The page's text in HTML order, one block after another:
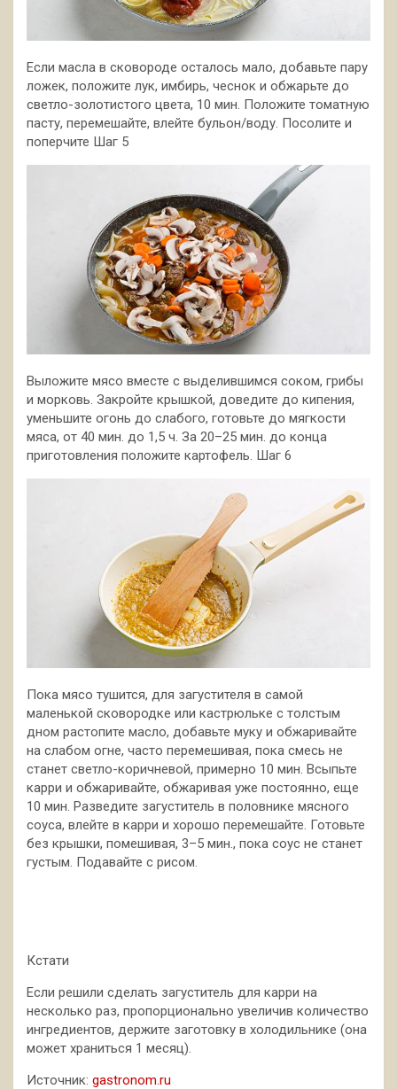
Если масла в сковороде осталось мало, добавьте пару
ложек, положите лук, имбирь, чеснок и обжарьте до
светло-золотистого цвета, 10 мин. Положите томатную
пасту, перемешайте, влейте бульон/воду. Посолите и
поперчите Шаг 5
Выложите мясо вместе с выделившимся соком, грибы
и морковь. Закройте крышкой, доведите до кипения,
уменьшите огонь до слабого, готовьте до мягкости
мяса, от 40 мин. до 1,5 ч. За 20–25 мин. до конца
приготовления положите картофель. Шаг 6
Пока мясо тушится, для загустителя в самой
маленькой сковородке или кастрюльке с толстым
дном растопите масло, добавьте муку и обжаривайте
на слабом огне, часто перемешивая, пока смесь не
станет светло-коричневой, примерно 10 мин. Всыпьте
карри и обжаривайте, обжаривая уже постоянно, еще
10 мин. Разведите загуститель в половнике мясного
соуса, влейте в карри и хорошо перемешайте. Готовьте
без крышки, помешивая, 3–5 мин., пока соус не станет
густым. Подавайте с рисом.
Кстати
Если решили сделать загуститель для карри на
несколько раз, пропорционально увеличив количество
ингредиентов, держите заготовку в холодильнике (она
может храниться 1 месяц).
Источник: gastronom.ru